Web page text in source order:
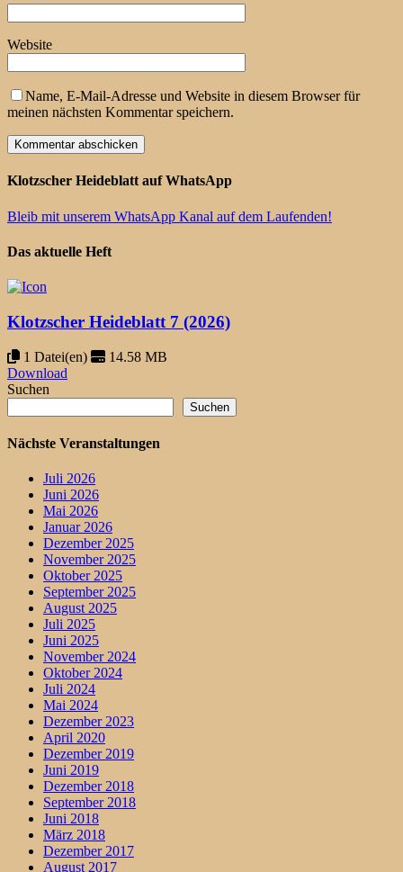
Website
Name, E-Mail-Adresse und Website in diesem Browser für
meinen nächsten Kommentar speichern.
Klotzscher Heideblatt auf WhatsApp
Bleib mit unserem WhatsApp Kanal auf dem Laufenden!
Das aktuelle Heft
Klotzscher Heideblatt 7 (2026)
1 Datei(en)
14.58 MB
Download
Suchen
Suchen
Nächste Veranstaltungen
Juli 2026
Juni 2026
Mai 2026
Januar 2026
Dezember 2025
November 2025
Oktober 2025
September 2025
August 2025
Juli 2025
Juni 2025
November 2024
Oktober 2024
Juli 2024
Mai 2024
Dezember 2023
April 2020
Dezember 2019
Juni 2019
Dezember 2018
September 2018
Juni 2018
März 2018
Dezember 2017
August 2017